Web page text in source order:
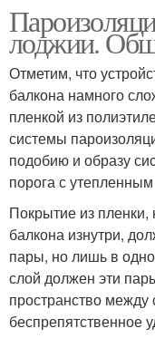
лоджии.
Отметим, что
балкона намного
пленкой из
системы
подобию и образу
порога с
Покрытие из пленки,
балкона изнутри,
пары, но лишь в
слой должен эти
пространство
беспрепятственное